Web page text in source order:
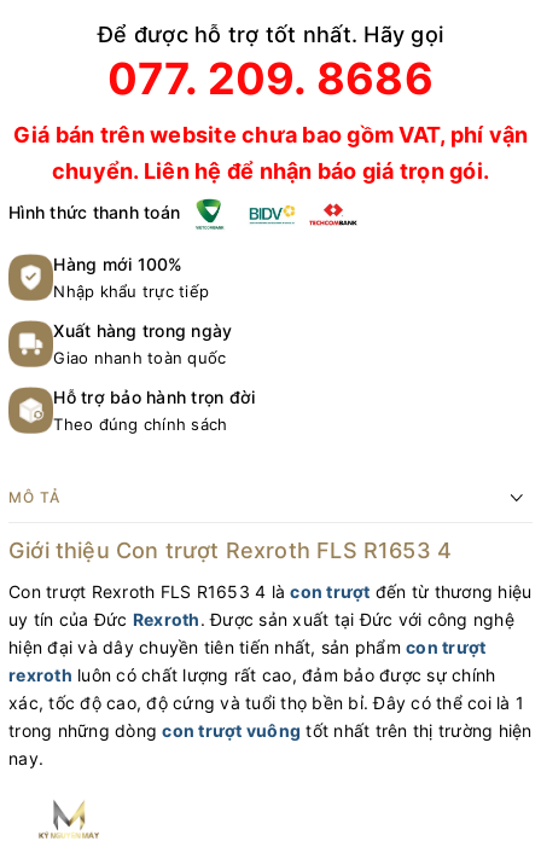
Để được hỗ trợ tốt nhất. Hãy gọi
077. 209. 8686
Giá bán trên website chưa bao gồm VAT, phí vận
chuyển. Liên hệ để nhận báo giá trọn gói.
Hình thức thanh toán
Hàng mới 100%
Nhập khẩu trực tiếp
Xuất hàng trong ngày
Giao nhanh toàn quốc
Hỗ trợ bảo hành trọn đời
Theo đúng chính sách
MÔ TẢ
Giới thiệu Con trượt Rexroth FLS R1653 4
Con trượt Rexroth FLS R1653 4 làcon trượt đến từ thương hiệu
uy tín của Đức Rexroth. Được sản xuất tại Đức với công nghệ
hiện đại và dây chuyền tiên tiến nhất, sản phẩm con trượt
rexroth luôn có chất lượng rất cao, đảm bảo được sự chính
xác, tốc độ cao, độ cứng và tuổi thọ bền bỉ. Đây có thể coi là 1
trong những dòngcon trượt vuông tốt nhất trên thị trường hiện
nay.